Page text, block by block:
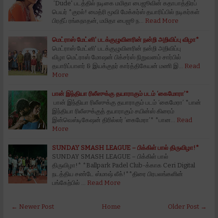
’Dude' படத்தில் நடிகை மமிதா பைஜூவின் கதாபாத்திரப்
பெயர் *குரல்! மைத்ரி மூவி மேக்கர்ஸ் தயாரிப்பில் நடிகர்கள்
பிரதீப் ரங்கநாதன், மமிதா பைஜூ ந…
Read More
மெட்ராஸ் மேட்னி' படக்குழுவினரின் நன்றி அறிவிப்பு விழா*
மெட்ராஸ் மேட்னி' படக்குழுவினரின் நன்றி அறிவிப்பு
விழா மெட்ராஸ் மோஷன் பிக்சர்ஸ் நிறுவனம் சார்பில்
தயாரிப்பாளர் & இயக்குநர் கார்த்திகேயன் மணி இ…
Read
More
பான் இந்தியா ரிலீஸுக்கு தயாராகும் படம் ‘கைமோரா’*
பான் இந்தியா ரிலீஸுக்கு தயாராகும் படம் ‘கைமேரா’ *பான்
இந்தியா ரிலீஸுக்குத் தயாராகும் சயின்ஸ் கிரைம்
இன்வெஸ்டிகேஷன் திரில்லர் ’கைமேரா’* *பான…
Read
More
SUNDAY SMASH LEAGUE – பிக்கிள் பால் திருவிழா!*
SUNDAY SMASH LEAGUE – பிக்கிள் பால்
திருவிழா!* *Ballpark Padel Club-க்காக Ceri Digital
நடத்திய சண்டே ஸ்மாஷ் லீக்!**திரை பிரபலங்களின்
பங்கேற்பில் …
Read More
← Newer Post Older Post →
Home